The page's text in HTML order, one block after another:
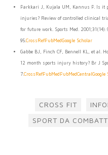
Parkkari J, Kujala UM, Kannus P. Is it
injuries? Review of controlled clinical
for future work. Sports Med.
95.CrossRefPubMedGoogle Scholar
Gabbe BJ, Finch CF, Bennell KL, et al.
12 month sports injury history? Br J
7.CrossRefPubMedPubMedCentral Google
CROSS FIT
SPORT DA